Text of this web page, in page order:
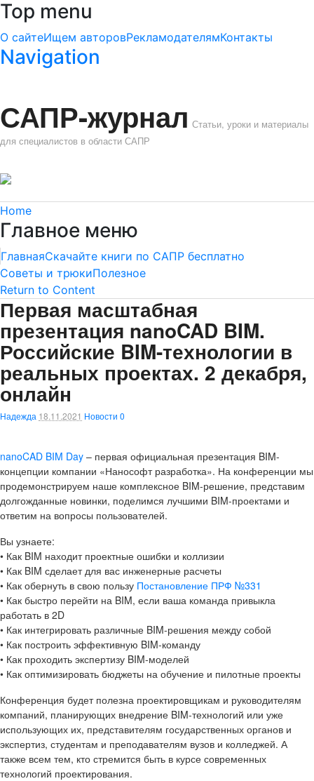
Top menu
О сайтеИщем авторовРекламодателямКонтакты
Navigation
САПР-журнал Статьи, уроки и материалы
для специалистов в области САПР
Home
Главное меню
ГлавнаяСкачайте книги по САПР бесплатно
Советы и трюкиПолезное
Return to Content
Первая масштабная
презентация nanoCAD BIM.
Российские BIM-технологии в
реальных проектах. 2 декабря,
онлайн
Надежда 18.11.2021 Новости 0
nanoCAD BIM Day – первая официальная презентация BIM-
концепции компании «Нанософт разработка». На конференции мы
продемонстрируем наше комплексное BIM-решение, представим
долгожданные новинки, поделимся лучшими BIM-проектами и
ответим на вопросы пользователей.
Вы узнаете:
• Как BIM находит проектные ошибки и коллизии
• Как BIM сделает для вас инженерные расчеты
• Как обернуть в свою пользу Постановление ПРФ №331
• Как быстро перейти на BIM, если ваша команда привыкла
работать в 2D
• Как интегрировать различные BIM-решения между собой
• Как построить эффективную BIM-команду
• Как проходить экспертизу BIM-моделей
• Как оптимизировать бюджеты на обучение и пилотные проекты
Конференция будет полезна проектировщикам и руководителям
компаний, планирующих внедрение BIM-технологий или уже
использующих их, представителям государственных органов и
экспертиз, студентам и преподавателям вузов и колледжей. А
также всем тем, кто стремится быть в курсе современных
технологий проектирования.